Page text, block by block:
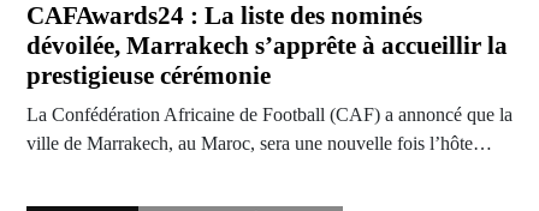
CAFAwards24 : La liste des nominés
dévoilée, Marrakech s’apprête à accueillir la
prestigieuse cérémonie
La Confédération Africaine de Football (CAF) a annoncé que la
ville de Marrakech, au Maroc, sera une nouvelle fois l’hôte…